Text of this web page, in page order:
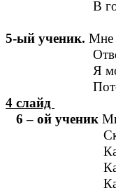
В голове у
5-ый ученик. Мне
Отвечать
Я могу с
Потому
4 слайд
6 – ой ученик
Сколько
Как
Как с
Как